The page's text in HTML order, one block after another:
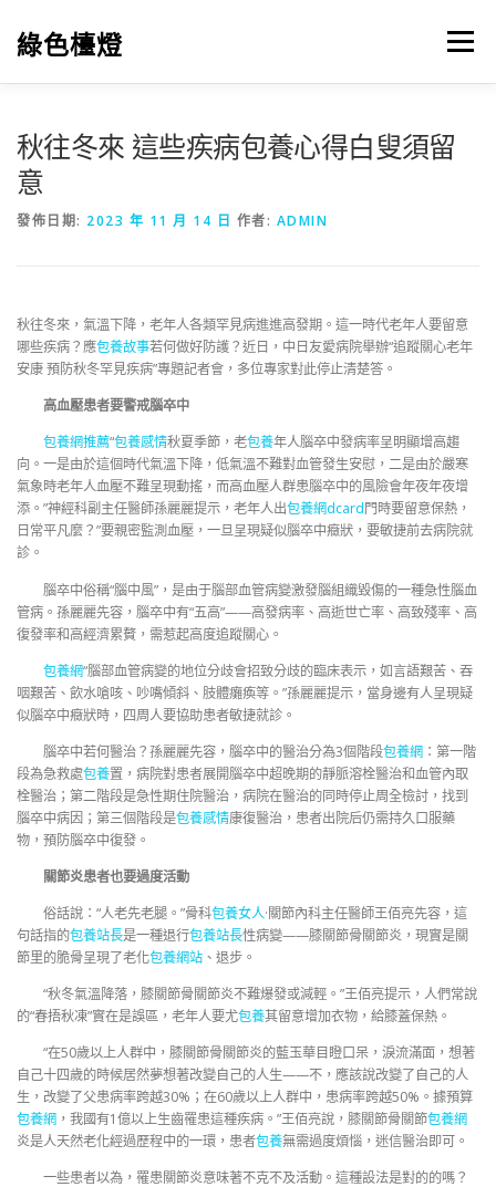
綠色檯燈 選單
秋往冬來 這些疾病包養心得白叟須留
意
發佈日期: 2023 年 11 月 14 日 作者: ADMIN
秋往冬來，氣溫下降，老年人各類罕見病進進高發期。這一時代老年人要留意
哪些疾病？應包養故事若何做好防護？近日，中日友愛病院舉辦“追蹤關心老年
安康 預防秋冬罕見疾病”專題記者會，多位專家對此停止清楚答。
高血壓患者要警戒腦卒中
包養網推薦“包養感情秋夏季節，老包養年人腦卒中發病率呈明顯增高趨
向。一是由於這個時代氣溫下降，低氣溫不難對血管發生安慰，二是由於嚴寒
氣象時老年人血壓不難呈現動搖，而高血壓人群患腦卒中的風險會年夜年夜增
添。”神經科副主任醫師孫麗麗提示，老年人出包養網dcard門時要留意保熱，
日常平凡麼？”要親密監測血壓，一旦呈現疑似腦卒中癥狀，要敏捷前去病院就
診。
腦卒中俗稱“腦中風”，是由于腦部血管病變激發腦組織毀傷的一種急性腦血
管病。孫麗麗先容，腦卒中有“五高”——高發病率、高逝世亡率、高致殘率、高
復發率和高經濟累贅，需惹起高度追蹤關心。
包養網“腦部血管病變的地位分歧會招致分歧的臨床表示，如言語艱苦、吞
咽艱苦、飲水嗆咳、吵嘴傾斜、肢體癱瘓等。”孫麗麗提示，當身邊有人呈現疑
似腦卒中癥狀時，四周人要協助患者敏捷就診。
腦卒中若何醫治？孫麗麗先容，腦卒中的醫治分為3個階段包養網 ：第一階
段為急救處包養置，病院對患者展開腦卒中超晚期的靜脈溶栓醫治和血管內取
栓醫治；第二階段是急性期住院醫治，病院在醫治的同時停止周全檢討，找到
腦卒中病因；第三個階段是包養感情康復醫治，患者出院后仍需持久口服藥
物，預防腦卒中復發。
關節炎患者也要過度活動
俗話說：“人老先老腿。”骨科包養女人·關節內科主任醫師王佰亮先容，這
句話指的包養站長是一種退行包養站長性病變——膝關節骨關節炎，現實是關
節里的脆骨呈現了老化包養網站 、退步。
“秋冬氣溫降落，膝關節骨關節炎不難爆發或減輕。”王佰亮提示，人們常說
的“春捂秋凍”實在是誤區，老年人要尤包養其留意增加衣物，給膝蓋保熱。
“在50歲以上人群中，膝關節骨關節炎的藍玉華目瞪口呆，淚流滿面，想著
自己十四歲的時候居然夢想著改變自己的人生——不，應該說改變了自己的人
生，改變了父患病率跨越30%；在60歲以上人群中，患病率跨越50%。據預算
包養網 ，我國有1億以上生齒罹患這種疾病。”王佰亮說，膝關節骨關節包養網
炎是人天然老化經過歷程中的一環，患者包養無需過度煩惱，迷信醫治即可。
一些患者以為，罹患關節炎意味著不克不及活動。這種設法是對的的嗎？